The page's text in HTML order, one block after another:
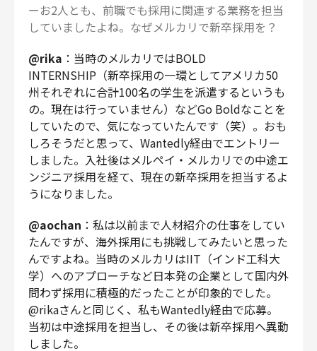
ーお2人とも、前職でも採用に関連する業務を担当
していましたよね。なぜメルカリで新卒採用を？
@rika ：当時のメルカリではBOLD
INTERNSHIP（新卒採用の一環としてアメリカ50
州それぞれに合計100名の学生を派遣するというも
の。現在は行っていません）などGo Boldなことを
していたので、気になっていたんです（笑）。おも
しろそうだと思って、Wantedly経由でエントリー
しました。入社後はメルペイ・メルカリでの中途エ
ンジニア採用を経て、現在の新卒採用を担当するよ
うになりました。
@aochan ：私は以前まで人材紹介の仕事をしてい
たんですが、海外採用にも挑戦してみたいと思った
んですよね。当時のメルカリはIIT（インド工科大
学）へのアプローチなど日本発の企業として国内外
問わず採用に積極的だったことが印象的でした。
@rikaさんと同じく、私もWantedly経由で応募。
当初は中途採用を担当し、その後は新卒採用へ異動
しました。